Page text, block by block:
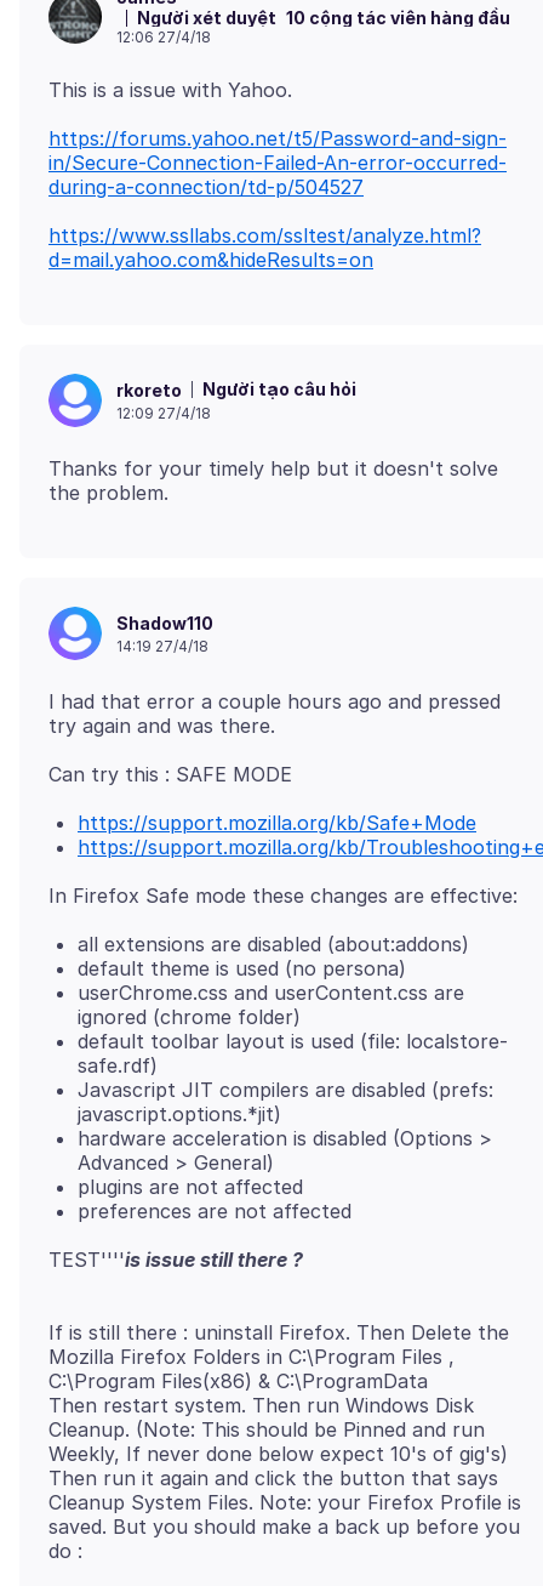
Người xét duyệt 10 cộng tác viên hàng đầu
12:06 27/4/18
https://forums.yahoo.net/t5/Password-and-sign-
in/Secure-Connection-Failed-An-error-occurred-
during-a-connection/td-p/504527
https://www.ssllabs.com/ssltest/analyze.html?
d=mail.yahoo.com&hideResults=on
rkoreto Người tạo câu hỏi
12:09 27/4/18
Thanks for your timely help but it doesn't solve
Shadow110
14:19 27/4/18
I had that error a couple hours ago and pressed
https://support.mozilla.org/kb/Safe+Mode
https://support.mozilla.org/kb/
all extensions are disabled (about:addons)
default theme is used (no persona)
userChrome.css and userContent.css are
ignored (chrome folder)
default toolbar layout is used (file: localstore-
safe.rdf)
Javascript JIT compilers are disabled (prefs:
javascript.options.*jit)
hardware acceleration is disabled (Options >
Advanced > General)
plugins are not affected
preferences are not affected
TEST''''
If is still there : uninstall Firefox. Then Delete the
Mozilla Firefox Folders in C:\Program Files ,
C:\Program Files(x86) & C:\ProgramData
Then restart system. Then run Windows Disk
Cleanup. (Note: This should be Pinned and run
Weekly, If never done below expect 10's of gig's)
Then run it again and click the button that says
Cleanup System Files. Note: your Firefox Profile is
saved. But you should make a back up before you